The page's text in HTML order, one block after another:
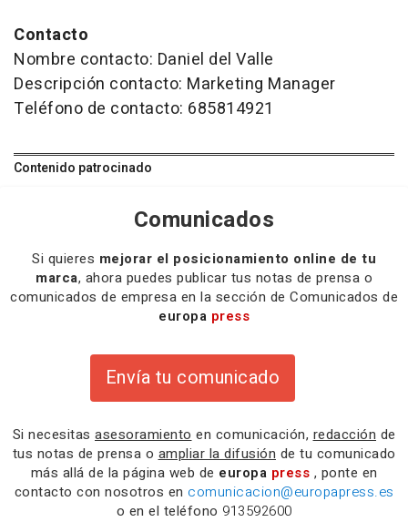
Contacto
Nombre contacto: Daniel del Valle
Descripción contacto: Marketing Manager
Teléfono de contacto: 685814921
Contenido patrocinado
Comunicados
Si quieres mejorar el posicionamiento online de tu
marca, ahora puedes publicar tus notas de prensa o
comunicados de empresa en la sección de Comunicados de
europa press
Envía tu comunicado
Si necesitas asesoramiento en comunicación, redacción de
tus notas de prensa o ampliar la difusión de tu comunicado
más allá de la página web de europa press , ponte en
contacto con nosotros en comunicacion@europapress.es
o en el teléfono 913592600